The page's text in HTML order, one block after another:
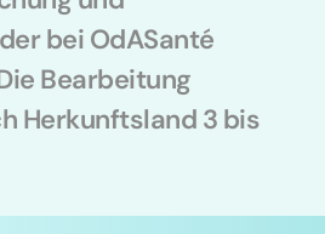
bei OdASanté
Bearbeitung
Herkunftsland 3 bis